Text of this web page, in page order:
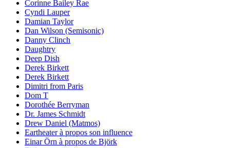
Corinne Bailey Rae
Cyndi Lauper
Damian Taylor
Dan Wilson (Semisonic)
Danny Clinch
Daughtry
Deep Dish
Derek Birkett
Derek Birkett
Dimitri from Paris
Dom T
Dorothée Berryman
Dr. James Schmidt
Drew Daniel (Matmos)
Eartheater à propos son influence
Einar Örn à propos de Björk